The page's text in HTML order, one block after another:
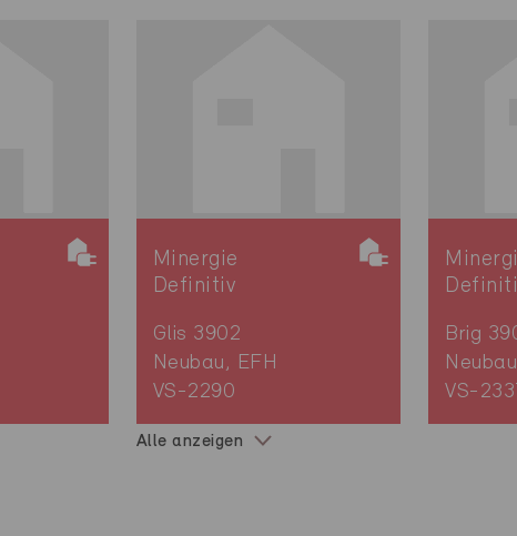
Minergie
Definitiv
Glis 3902
Neubau, EFH
VS-2290
Brig
VS-
Alle anzeigen